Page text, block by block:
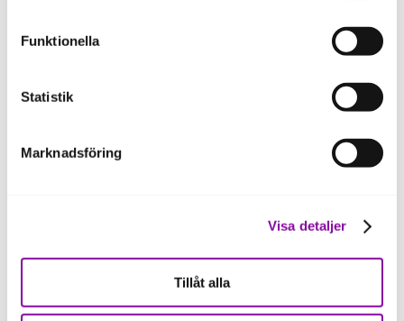
eller delning av information enligt ovan, inte att ske,
förutom för kakor som är nödvändiga för att hemsidan
ska fungera se mer under inställningar.
Funktionella
Statistik
Marknadsföring
Visa detaljer
Tillåt alla
E-mail address